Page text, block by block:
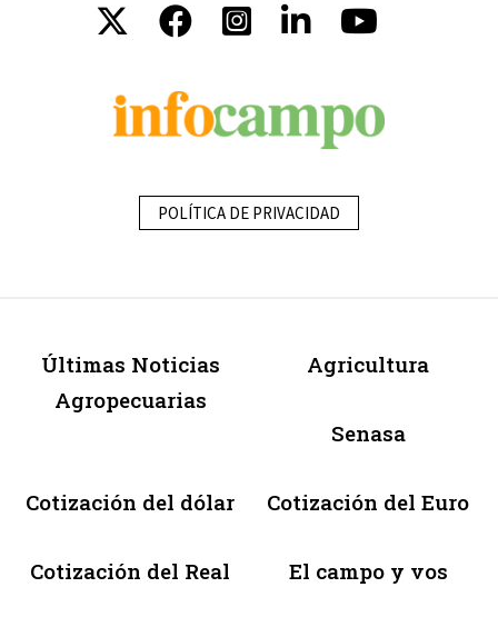
POLÍTICA DE PRIVACIDAD
Últimas Noticias
Agropecuarias
Agricultura
Senasa
Cotización del dólar Cotización del Euro
Cotización del Real El campo y vos